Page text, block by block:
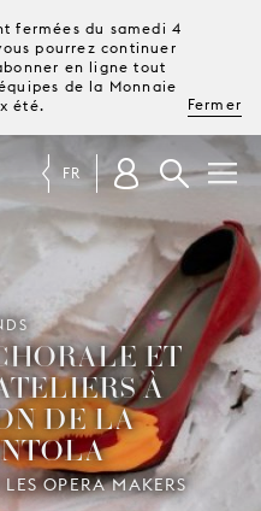
fermées du samedi 4
pourrez continuer
en ligne tout
de la Monnaie
été.
Fermer
PROGRAMME
MAGAZINE
TICKETS &
ABONNEMENTS
VOTRE
VISITE
FR
ET
À
DE LA
OPERA MAKERS